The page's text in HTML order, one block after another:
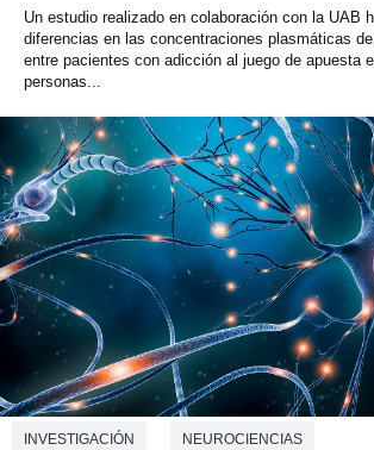
Un estudio realizado en colaboración con la UAB
diferencias en las concentraciones plasmáticas
entre pacientes con adicción al juego de apuesta
personas...
INVESTIGACIÓN NEUROCIENCIAS